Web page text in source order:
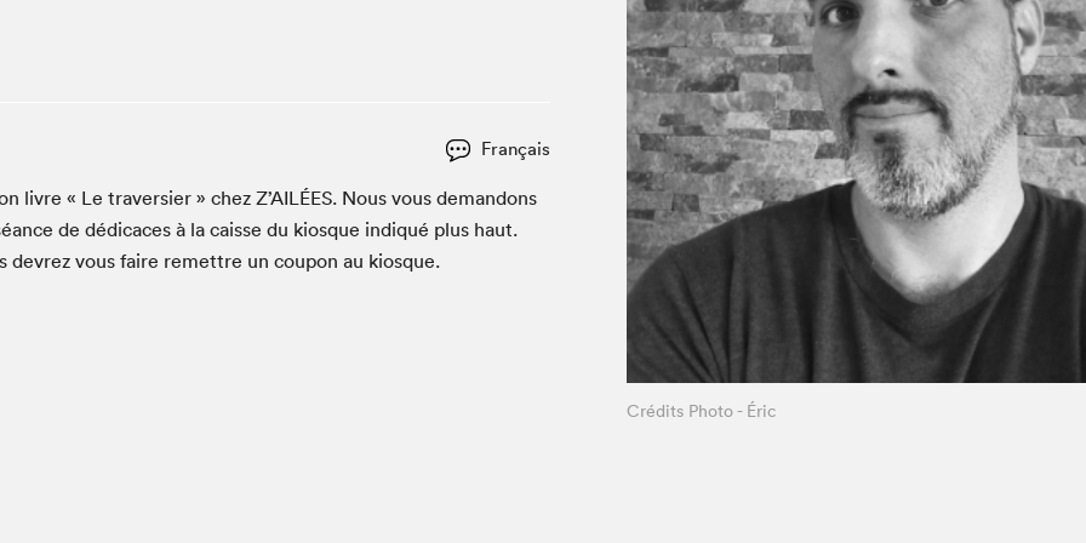
Le Salon dans ta classe
Liseur Public
Matinées scolaires Hydro-Québec
À propos du Salon
Liste des exposant·e·s
Liste des auteur·rice·s
Français
livre « Le tra­ver­si­er » chez Z’AILÉES. Nous vous deman­dons
de dédi­caces à la caisse du kiosque indiqué plus haut.
devrez vous faire remet­tre un coupon au kiosque.
Crédits Photo - Éric